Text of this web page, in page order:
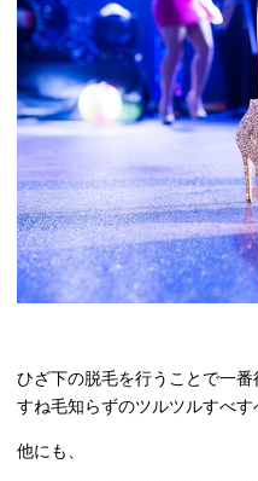
ひざ下の脱毛を行うことで一
すね毛知らずのツルツルすべす
他にも、